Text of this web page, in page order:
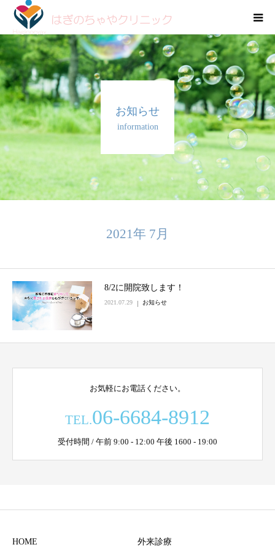
お知らせ
information
2021年 7月
8/2に開院致します！
2021.07.29 お知らせ
お気軽にお電話ください。
TEL.06-6684-8912
受付時間 / 午前 9:00 - 12:00 午後 1600 - 19:00
HOME 外来診療
HOME
外来診療
在宅往診
お知らせ